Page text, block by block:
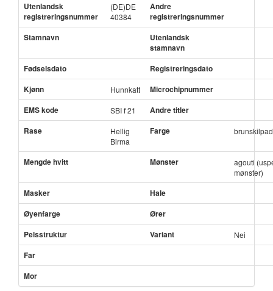
Utenlandsk
registreringsnummer
(DE)DE
40384
Andre
registreringsnummer
Stamnavn
Utenlandsk
stamnavn
Fødselsdato
Registreringsdato
Kjønn
Hunnkatt
Microchipnummer
EMS kode
SBI f 21
Andre titler
Rase
Hellig
Birma
Farge
Mengde hvitt Mønster
agouti
mønster)
Masker
Hale
Øyenfarge
Ører
Pelsstruktur
Variant Nei
Far
Mor